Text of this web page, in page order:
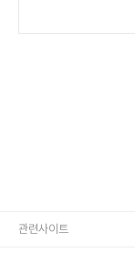
의 리소스를 포함하는 재사
관련사이트